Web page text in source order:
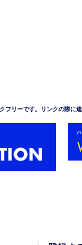
フリーです。リンクの際に